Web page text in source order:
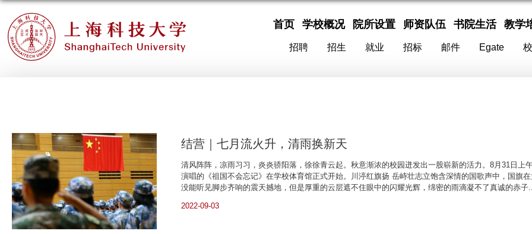
首页 学校概况 院所设置 师资队伍 书院生活 教学
招聘 招生 就业 招标 邮件 Egate
结营｜七月流火升，清雨换新天
清风阵阵，凉雨习习，炎炎骄阳落，徐徐青云起。秋意渐浓的校园迸发出一股崭新的活力。8月31日
演唱的《祖国不会忘记》在学校体育馆正式开始。川渟红旗扬 岳峙壮志立饱含深情的国歌声中，国旗
没能听见脚步齐响的震天撼地，但是厚重的云层遮不住眼中的闪耀光辉，绵密的雨滴凝不了真诚的赤子
2022-09-03